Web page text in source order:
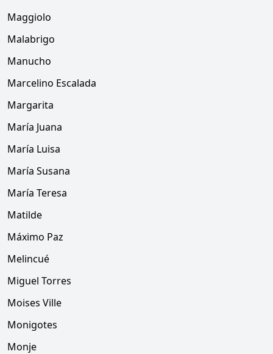
Maggiolo
Malabrigo
Manucho
Marcelino Escalada
Margarita
María Juana
María Luisa
María Susana
María Teresa
Matilde
Máximo Paz
Melincué
Miguel Torres
Moises Ville
Monigotes
Monje